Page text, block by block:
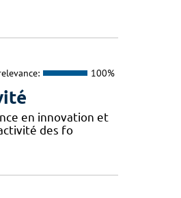
100%
en innovation et
des fo